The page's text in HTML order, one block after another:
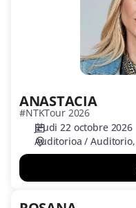
ANASTACIA
#NTKTour 2026
jeudi 22 octobre 2026
Auditorioa / Auditorio